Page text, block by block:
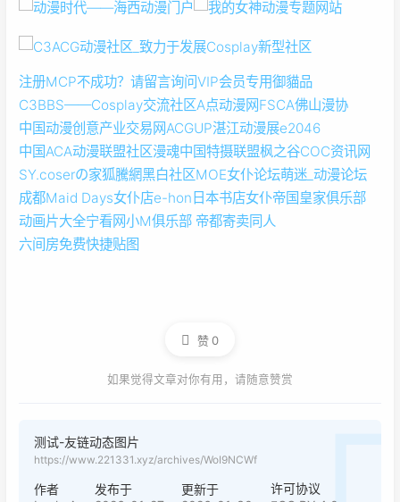
注册MCP不成功？请留言询问VIP会员专用御貓品
C3BBS——Cosplay交流社区A点动漫网FSCA佛山漫协
中国动漫创意产业交易网ACGUP湛江动漫展e2046
中国ACA动漫联盟社区漫魂中国特摄联盟枫之谷COC资讯网
SY.coserの家狐騰網黑白社区MOE女仆论坛萌迷_动漫论坛
成都Maid Days女仆店e-hon日本书店女仆帝国皇家俱乐部
动画片大全宁看网小M俱乐部 帝都寄卖同人
六间房免费快捷贴图
赞0
如果觉得文章对你有用，请随意赞赏
测试-友链动态图片
https://www.221331.xyz/archives/WoI9NCWf
作者
发布于
更新于
许可协议